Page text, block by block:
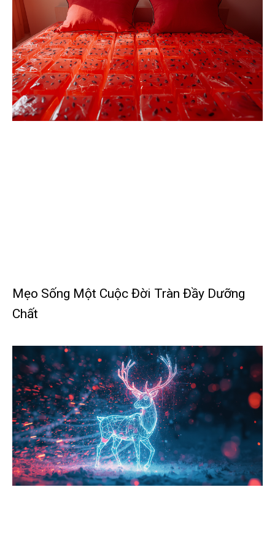
Mẹo Sống Một Cuộc Đời Tràn Đầy Dưỡng
Chất